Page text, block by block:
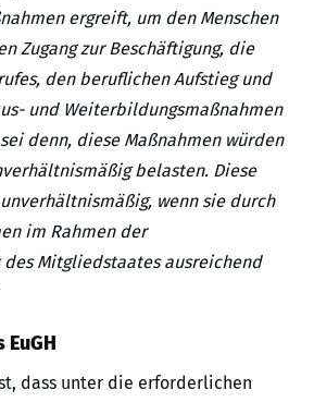
ergreift, um den Menschen
Zugang zur Beschäftigung, die
den beruflichen Aufstieg und
und Weiterbildungsmaßnahmen
denn, diese Maßnahmen würden
belasten. Diese
wenn sie durch
im Rahmen der
Mitgliedstaates ausreichend
dass unter die erforderlichen